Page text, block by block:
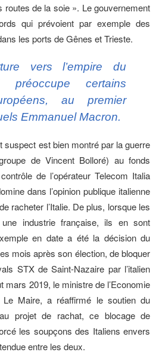
routes de la soie ». Le gouvernement
qui prévoient par exemple des
les ports de Gênes et Trieste.
vers l’empire du
préoccupe certains
au premier
Emmanuel Macron.
suspect est bien montré par la guerre
de Vincent Bolloré) au fonds
de l’opérateur Telecom Italia
dans l’opinion publique italienne
racheter l’Italie. De plus, lorsque les
industrie française, ils en sont
en date a été la décision du
mois après son élection, de bloquer
STX de Saint-Nazaire par l’italien
mars 2019, le ministre de l’Economie
Maire, a réaffirmé le soutien du
projet de rachat, ce blocage de
les soupçons des Italiens envers
entre les deux.